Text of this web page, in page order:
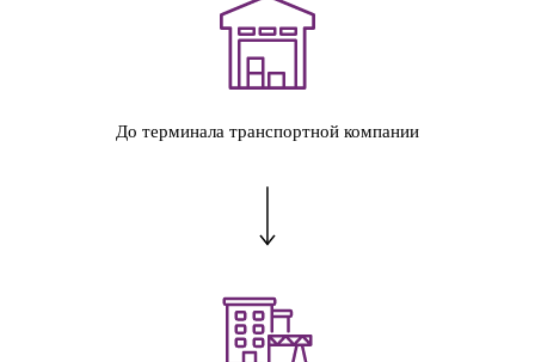
До терминала транспортной компании